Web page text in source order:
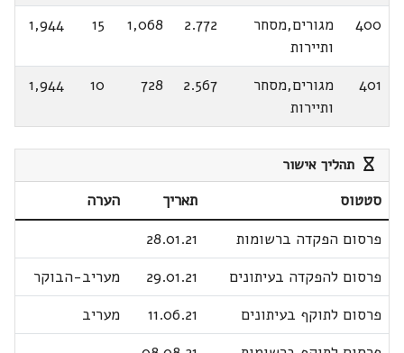
400
מגורים,מסחר
ותיירות
2.772
1,068
15
1,944
401
מגורים,מסחר
ותיירות
2.567
728
10
1,944
תהליך אישור
סטטוס תאריך
הערה
פרסום הפקדה ברשומות
28.01.21
פרסום להפקדה בעיתונים
29.01.21
מעריב-הבוקר
פרסום לתוקף בעיתונים
11.06.21
מעריב